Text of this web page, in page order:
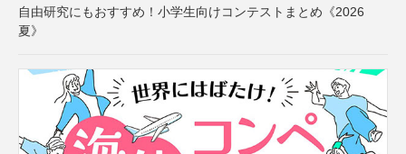
自由研究にもおすすめ！小学生向けコンテストまとめ《2026
夏》